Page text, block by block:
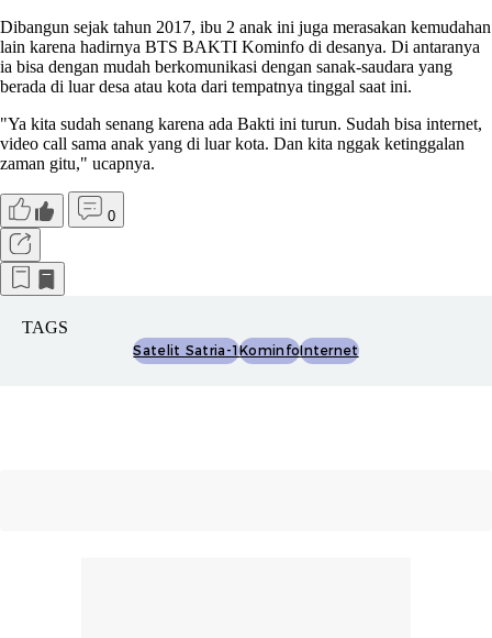
Dibangun sejak tahun 2017, ibu 2 anak ini juga merasakan kemudahan
lain karena hadirnya BTS BAKTI Kominfo di desanya. Di antaranya
ia bisa dengan mudah berkomunikasi dengan sanak-saudara yang
berada di luar desa atau kota dari tempatnya tinggal saat ini.
"Ya kita sudah senang karena ada Bakti ini turun. Sudah bisa internet,
video call sama anak yang di luar kota. Dan kita nggak ketinggalan
zaman gitu," ucapnya.
0
TAGS
Satelit Satria-1KominfoInternet